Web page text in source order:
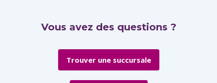
Vous avez des questions ?
Trouver une succursale